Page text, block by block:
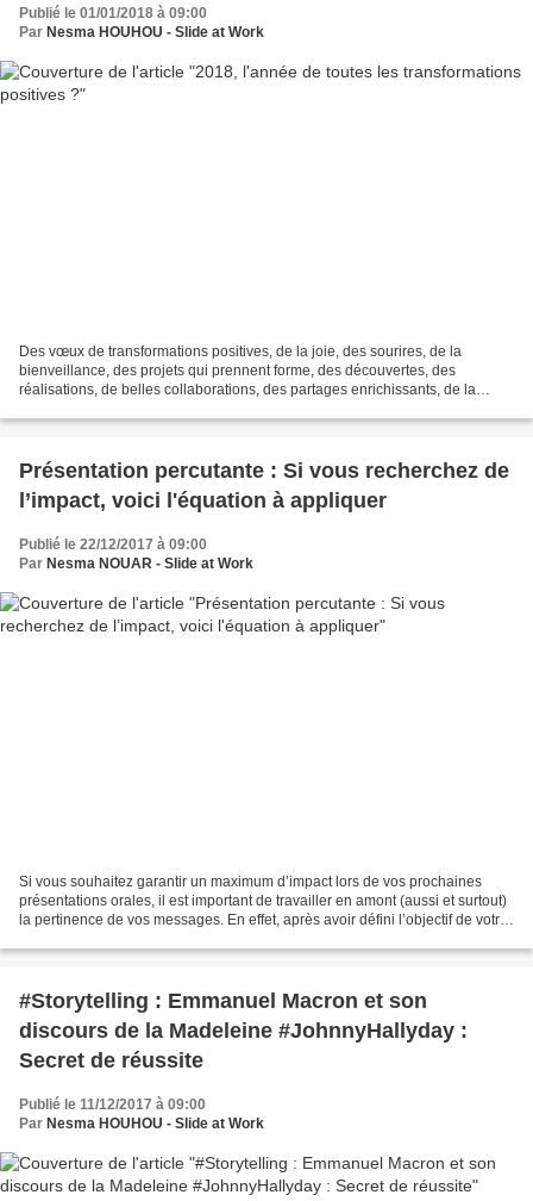
Publié le 01/01/2018 à 09:00
Par Nesma HOUHOU - Slide at Work
Des vœux de transformations positives, de la joie, des sourires, de la
bienveillance, des projets qui prennent forme, des découvertes, des
réalisations, de belles collaborations, des partages enrichissants, de la
Présentation percutante : Si vous recherchez de
l’impact, voici l'équation à appliquer
Publié le 22/12/2017 à 09:00
Par Nesma NOUAR - Slide at Work
Si vous souhaitez garantir un maximum d’impact lors de vos prochaines
présentations orales, il est important de travailler en amont (aussi et surtout)
la pertinence de vos messages. En effet, après avoir défini l’objectif de votre
#Storytelling : Emmanuel Macron et son
discours de la Madeleine #JohnnyHallyday :
Secret de réussite
Publié le 11/12/2017 à 09:00
Par Nesma HOUHOU - Slide at Work